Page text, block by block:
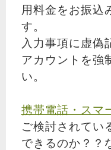
用料金をお振込
す。
入力事項に虚偽
アカウントを強
い。
携帯電話・スマ
ご検討されてい
できるのか？？